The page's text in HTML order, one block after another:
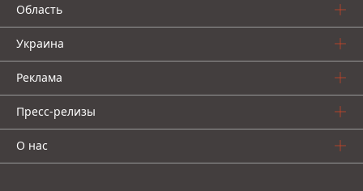
Область
Украина
Реклама
Пресс-релизы
О нас